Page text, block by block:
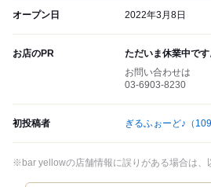
オープン日 2022年3月8日
お店のPR
ただいま休業中です
お問い合わせは
03-6903-8230
初投稿者 ぎるふぉーど♪ （
※bar yellowの店舗情報に誤りがある場合は、